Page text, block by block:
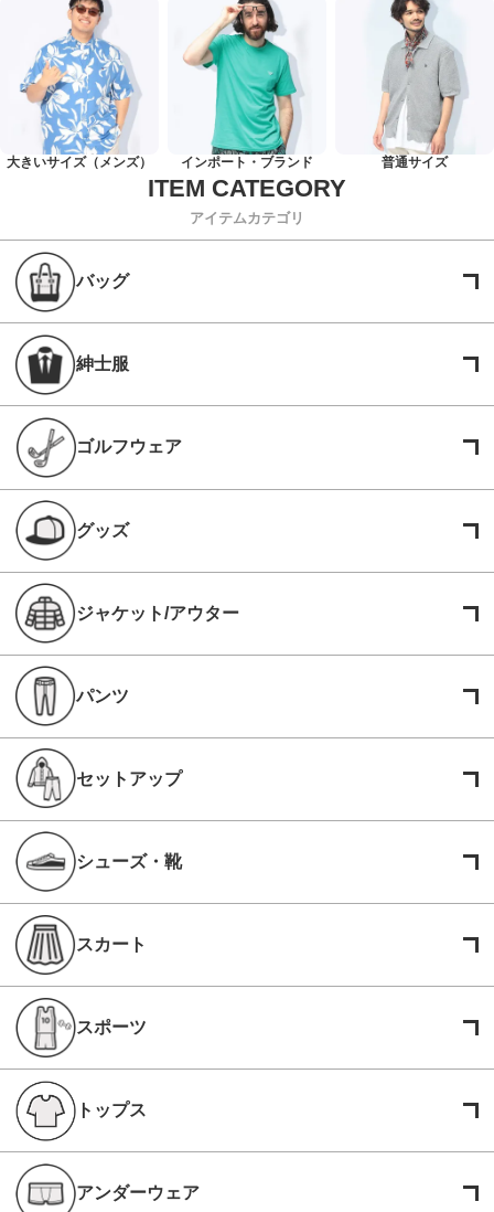
大きいサイズ（メンズ） インポート・ブランド 普通サイズ
アイテムカテゴリ
バッグ
紳士服
ゴルフウェア
グッズ
ジャケット/アウター
パンツ
セットアップ
シューズ・靴
スカート
スポーツ
トップス
アンダーウェア